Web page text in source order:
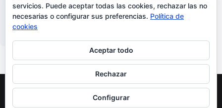
CREADO POR
servicios. Puede aceptar todas las cookies, rechazar las no
necesarias o configurar sus preferencias. Política de
cookies
Aceptar todo
Rechazar
Configurar